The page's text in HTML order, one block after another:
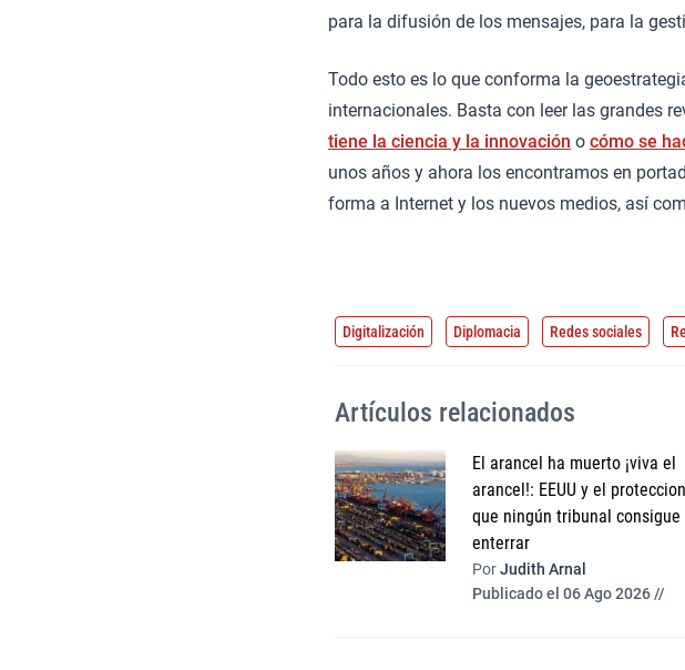
para la difusión de los mensajes, para la
Todo esto es lo que conforma la
internacionales. Basta con leer las grandes
tiene la ciencia y la innovación o cómo se
unos años y ahora los encontramos en
forma a Internet y los nuevos medios, así
Digitalización Diplomacia Redes sociales
Artículos relacionados
El arancel ha muerto ¡viva el
arancel!: EEUU y el
que ningún tribunal consigue
enterrar
PorJudith Arnal
Publicado el 06 Ago 2026 //